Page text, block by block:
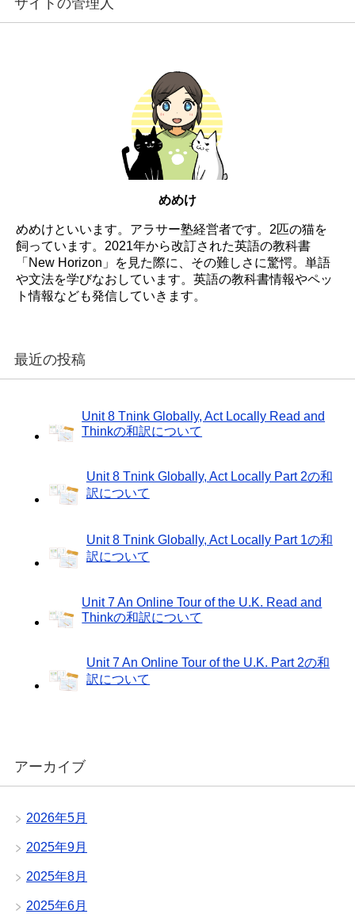
サイトの管理人
めめけ
めめけといいます。アラサー塾経営者です。2匹の猫を
飼っています。2021年から改訂された英語の教科書
「New Horizon」を見た際に、その難しさに驚愕。単語
や文法を学びなおしています。英語の教科書情報やペッ
ト情報なども発信していきます。
最近の投稿
Unit 8 Tnink Globally, Act Locally Read and
Thinkの和訳について
Unit 8 Tnink Globally, Act Locally Part 2の和
訳について
Unit 8 Tnink Globally, Act Locally Part 1の和
訳について
Unit 7 An Online Tour of the U.K. Read and
Thinkの和訳について
Unit 7 An Online Tour of the U.K. Part 2の和
訳について
アーカイブ
2026年5月
2025年9月
2025年8月
2025年6月